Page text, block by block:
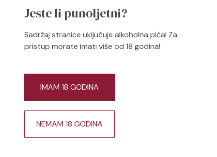
Pročitaj više
Jeste li punoljetni?
Sadržaj stranice uključuje alkoholna pića! Za
pristup morate imati više od 18 godina!
IMAM 18 GODINA
NEMAM 18 GODINA